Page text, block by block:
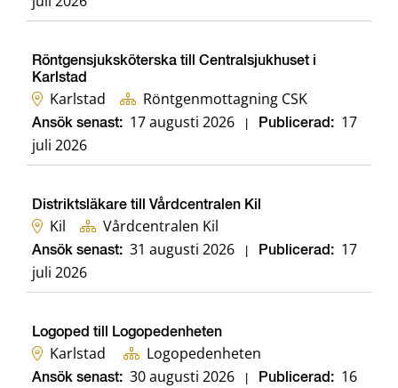
Röntgensjuksköterska till Centralsjukhuset i
Karlstad
Karlstad Röntgenmottagning CSK
Ansök senast: 17 augusti 2026 Publicerad: 17
juli 2026
Distriktsläkare till Vårdcentralen Kil
Kil Vårdcentralen Kil
Ansök senast: 31 augusti 2026 Publicerad: 17
juli 2026
Logoped till Logopedenheten
Karlstad Logopedenheten
Ansök senast: 30 augusti 2026 Publicerad: 16